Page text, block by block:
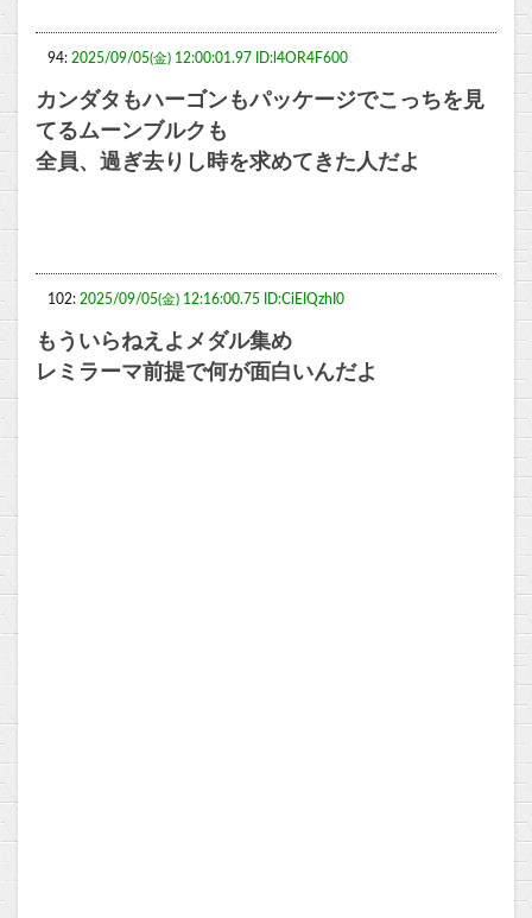
94: 2025/09/05(金) 12:00:01.97 ID:l4OR4F600
カンダタもハーゴンもパッケージでこっちを見
てるムーンブルクも
全員、過ぎ去りし時を求めてきた人だよ
102: 2025/09/05(金) 12:16:00.75 ID:CiEIQzhI0
もういらねえよメダル集め
レミラーマ前提で何が面白いんだよ